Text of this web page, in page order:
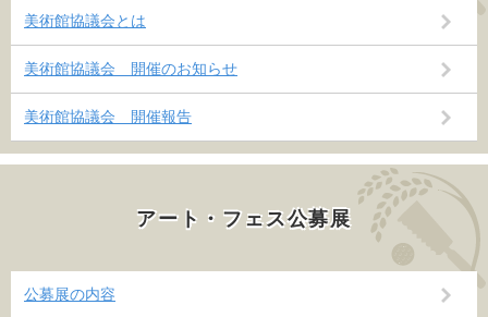
美術館協議会とは
美術館協議会 開催のお知らせ
美術館協議会 開催報告
アート・フェス公募展
公募展の内容